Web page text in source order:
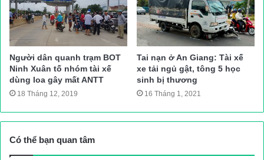
tai nạn giao thông Tin tuc trong ngay
Người dân quanh trạm BOT
Ninh Xuân tố nhóm tài xế
dùng loa gây mất ANTT
18 Tháng 12, 2019
Tai nạn ở An Giang: Tài xế
xe tải ngủ gật, tông 5 học
sinh bị thương
16 Tháng 1, 2021
Có thể bạn quan tâm